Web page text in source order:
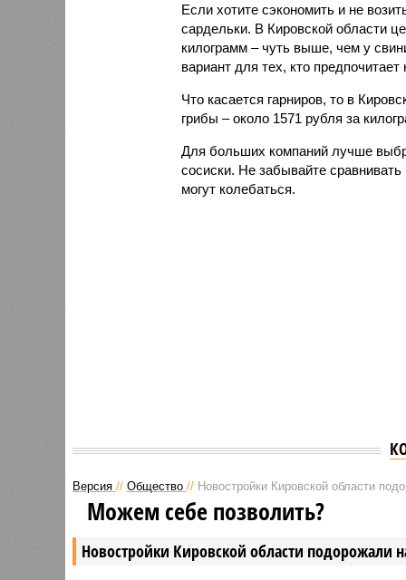
Если хотите сэкономить и не
сардельки. В Кировской области
килограмм – чуть выше, чем у
вариант для тех, кто предпочитает
Что касается гарниров, то в
грибы – около 1571 рубля за
Для больших компаний лучше
сосиски. Не забывайте
могут колебаться.
Версия // Общество // Новостройки Кировской области
Новостройки Кировской области подорожали
Можем себе позволить?